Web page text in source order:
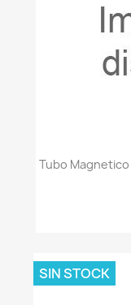
Tubo Magnetico
SIN STOCK